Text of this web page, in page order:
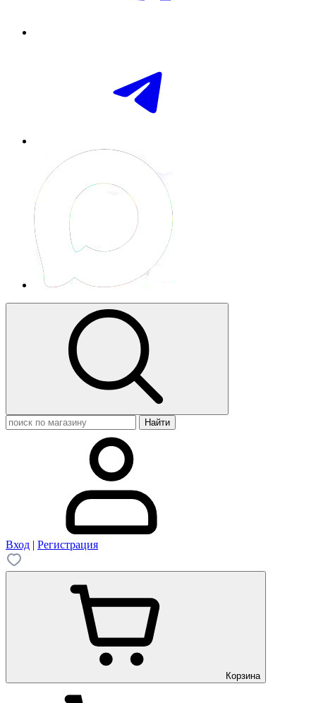
Вход | Регистрация
Корзина